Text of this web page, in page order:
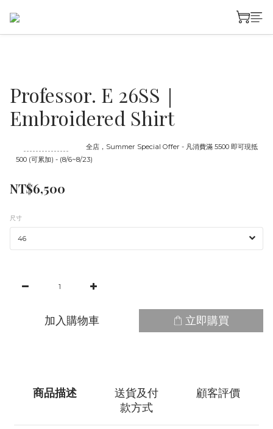
Professor. E 26SS｜
Embroidered Shirt
全店，Summer Special Offer - 凡消費滿 5500 即可現抵
500 (可累加) - (8/6~8/23)
NT$6,500
尺寸
加入購物車 立即購買
商品描述
送貨及付
款方式
顧客評價